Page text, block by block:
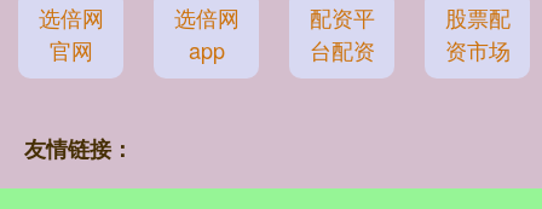
选倍网
官网
选倍网
app
配资平
台配资
股票配
资市场
友情链接：